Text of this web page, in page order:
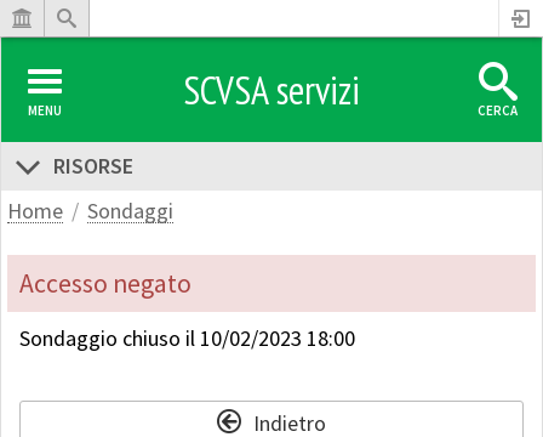
MENU SCVSA servizi CERCA
RISORSE
Home
Sondaggi
Accesso negato
Sondaggio chiuso il 10/02/2023 18:00
Indietro